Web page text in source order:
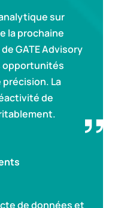
sur
la prochaine
GATE Advisory
opportunités
La
de
de données et